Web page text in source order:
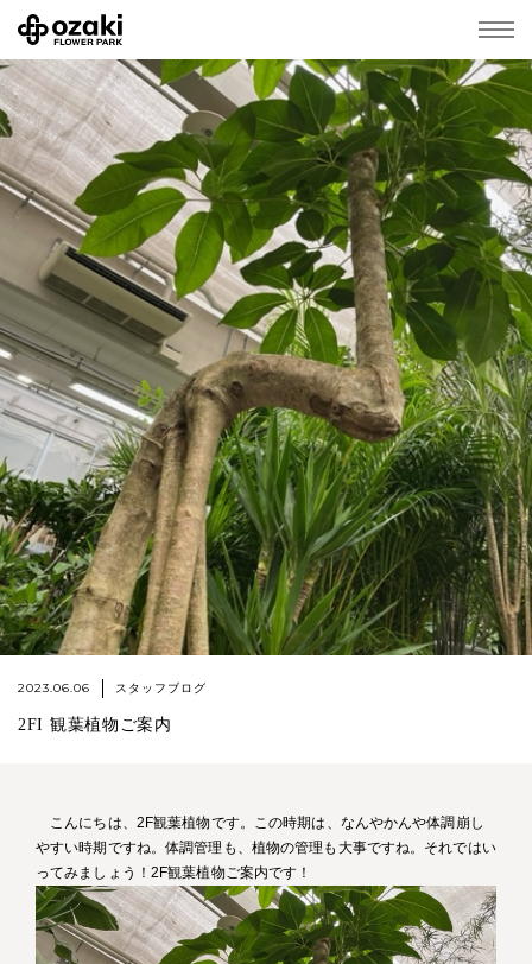
2023.06.06 スタッフブログ
2FI 観葉植物ご案内
こんにちは、2F観葉植物です。この時期は、なんやかんや体調崩し
やすい時期ですね。体調管理も、植物の管理も大事ですね。それではい
ってみましょう！2F観葉植物ご案内です！